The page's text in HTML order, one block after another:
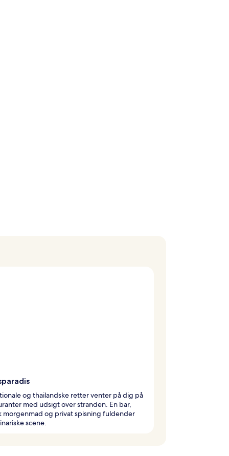
og thailandske retter venter på dig på
med udsigt over stranden. En bar,
morgenmad og privat spisning fuldender
scene.